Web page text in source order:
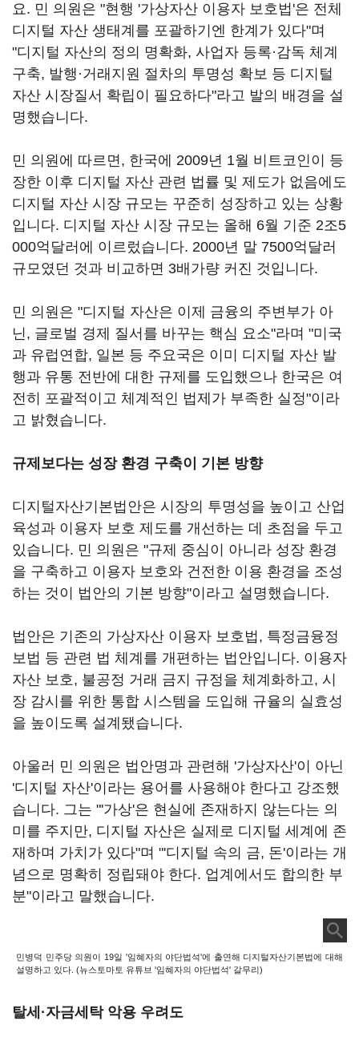
요. 민 의원은 "현행 '가상자산 이용자 보호법'은 전체
디지털 자산 생태계를 포괄하기엔 한계가 있다"며
"디지털 자산의 정의 명확화, 사업자 등록·감독 체계
구축, 발행·거래지원 절차의 투명성 확보 등 디지털
자산 시장질서 확립이 필요하다"라고 발의 배경을 설
명했습니다.
민 의원에 따르면, 한국에 2009년 1월 비트코인이 등
장한 이후 디지털 자산 관련 법률 및 제도가 없음에도
디지털 자산 시장 규모는 꾸준히 성장하고 있는 상황
입니다. 디지털 자산 시장 규모는 올해 6월 기준 2조5
000억달러에 이르렀습니다. 2000년 말 7500억달러
규모였던 것과 비교하면 3배가량 커진 것입니다.
민 의원은 "디지털 자산은 이제 금융의 주변부가 아
닌, 글로벌 경제 질서를 바꾸는 핵심 요소"라며 "미국
과 유럽연합, 일본 등 주요국은 이미 디지털 자산 발
행과 유통 전반에 대한 규제를 도입했으나 한국은 여
전히 포괄적이고 체계적인 법제가 부족한 실정"이라
고 밝혔습니다.
규제보다는 성장 환경 구축이 기본 방향
디지털자산기본법안은 시장의 투명성을 높이고 산업
육성과 이용자 보호 제도를 개선하는 데 초점을 두고
있습니다. 민 의원은 "규제 중심이 아니라 성장 환경
을 구축하고 이용자 보호와 건전한 이용 환경을 조성
하는 것이 법안의 기본 방향"이라고 설명했습니다.
법안은 기존의 가상자산 이용자 보호법, 특정금융정
보법 등 관련 법 체계를 개편하는 법안입니다. 이용자
자산 보호, 불공정 거래 금지 규정을 체계화하고, 시
장 감시를 위한 통합 시스템을 도입해 규율의 실효성
을 높이도록 설계됐습니다.
아울러 민 의원은 법안명과 관련해 '가상자산'이 아닌
'디지털 자산'이라는 용어를 사용해야 한다고 강조했
습니다. 그는 "'가상'은 현실에 존재하지 않는다는 의
미를 주지만, 디지털 자산은 실제로 디지털 세계에 존
재하며 가치가 있다"며 "'디지털 속의 금, 돈'이라는 개
념으로 명확히 정립돼야 한다. 업계에서도 합의한 부
분"이라고 말했습니다.
민병덕 민주당 의원이 19일 '임혜자의 야단법석'에 출연해 디지털자산기본법에 대해
설명하고 있다. (뉴스토마토 유튜브 '임혜자의 야단법석' 갈무리)
탈세·자금세탁 악용 우려도